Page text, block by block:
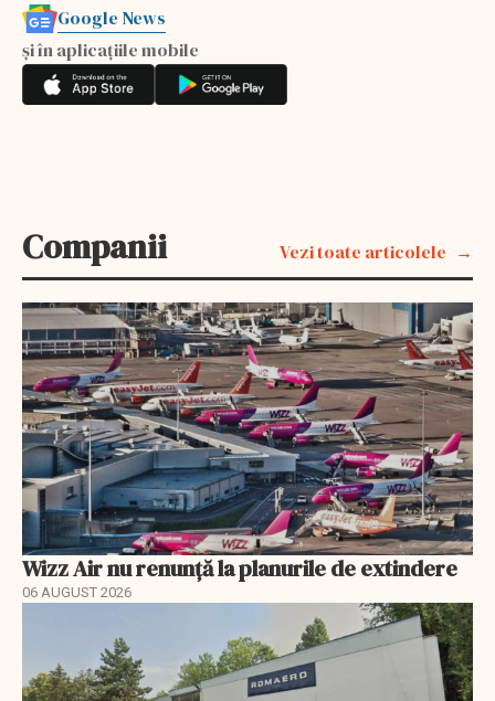
Google News
și în aplicațiile mobile
Companii Vezi toate articolele
Wizz Air nu renunță la planurile de extindere
06 AUGUST 2026